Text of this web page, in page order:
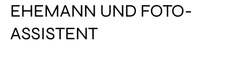
EHEMANN UND FOTO-
ASSISTENT